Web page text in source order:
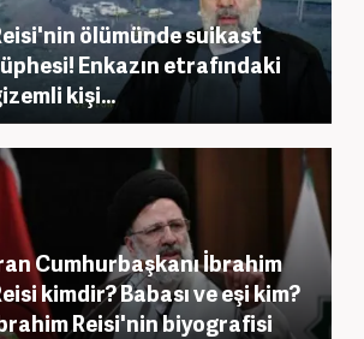
ölümünde suikast
Enkazın etrafındaki
kişi...
Cumhurbaşkanı İbrahim
kimdir? Babası ve eşi kim?
Reisi'nin biyografisi